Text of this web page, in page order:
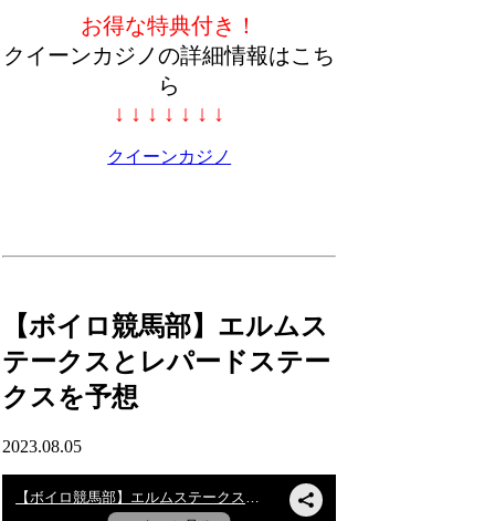
お得な特典付き！
クイーンカジノの詳細情報はこち
ら
↓ ↓ ↓ ↓ ↓ ↓ ↓
クイーンカジノ
【ボイロ競馬部】エルムス
テークスとレパードステー
クスを予想
2023.08.05